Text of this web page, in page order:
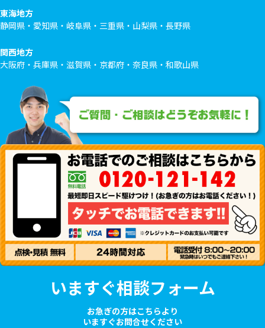
東海地方
静岡県・愛知県・岐阜県・三重県・山梨県・長野県
関西地方
大阪府・兵庫県・滋賀県・京都府・奈良県・和歌山県
いますぐ相談フォーム
お急ぎの方はこちらより
いますぐお問合せください